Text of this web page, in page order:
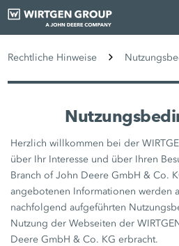
Rechtliche Hinweise
Herzlich willkommen bei der
über Ihr Interesse und über Ihren
Branch of John Deere GmbH & Co.
angebotenen Informationen werden
nachfolgend aufgeführten
Nutzung der Webseiten der
Deere GmbH & Co. KG erbracht.